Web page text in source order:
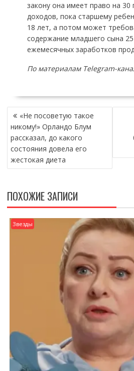
закону она имеет право на 30
доходов, пока старшему
18 лет, а потом может
содержание младшего сына
ежемесячных заработков
По материалам Telegram-
НАВИГАЦИЯ
ПО
ЗАПИСЯМ
«Не посоветую такое
никому!» Орландо Блум
рассказал, до какого
состояния довела его
жестокая диета
ПОХОЖИЕ ЗАПИСИ
Звезды